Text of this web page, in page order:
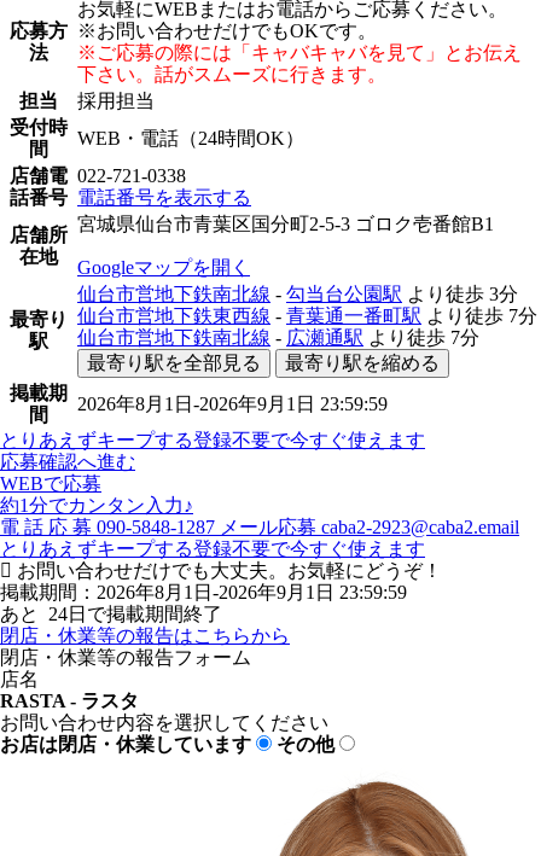
応募方
法
お気軽にWEBまたはお電話からご応募ください。
※お問い合わせだけでもOKです。
※ご応募の際には「キャバキャバを見て」とお伝え
下さい。話がスムーズに行きます。
担当
採用担当
受付時
間
WEB・電話（24時間OK）
店舗電
話番号
022-721-0338
電話番号を表示する
店舗所
在地
宮城県仙台市青葉区国分町2-5-3 ゴロク壱番館B1
Googleマップを開く
最寄り
駅
仙台市営地下鉄南北線 - 勾当台公園駅 より徒歩 3分
仙台市営地下鉄東西線 - 青葉通一番町駅 より徒歩 7分
仙台市営地下鉄南北線 - 広瀬通駅 より徒歩 7分
最寄り駅を全部見る
最寄り駅を縮める
掲載期
間
2026年8月1日-2026年9月1日 23:59:59
とりあえずキープする登録不要で今すぐ使えます
応募確認へ進む
WEBで応募
約1分でカンタン入力♪
電 話 応 募 090-5848-1287 メール応募 caba2-2923@caba2.email
とりあえずキープする登録不要で今すぐ使えます
お問い合わせだけでも大丈夫。お気軽にどうぞ！
掲載期間：2026年8月1日-2026年9月1日 23:59:59
あと 24日で掲載期間終了
閉店・休業等の報告はこちらから
閉店・休業等の報告フォーム
店名
RASTA - ラスタ
お問い合わせ内容を選択してください
お店は閉店・休業しています
その他